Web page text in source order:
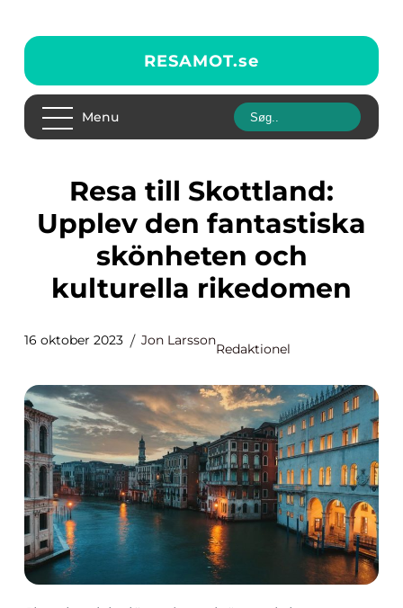
RESAMOT.se
Menu
Resa till Skottland:
Upplev den fantastiska
skönheten och
kulturella rikedomen
16 oktober 2023 Jon Larsson
Redaktionel